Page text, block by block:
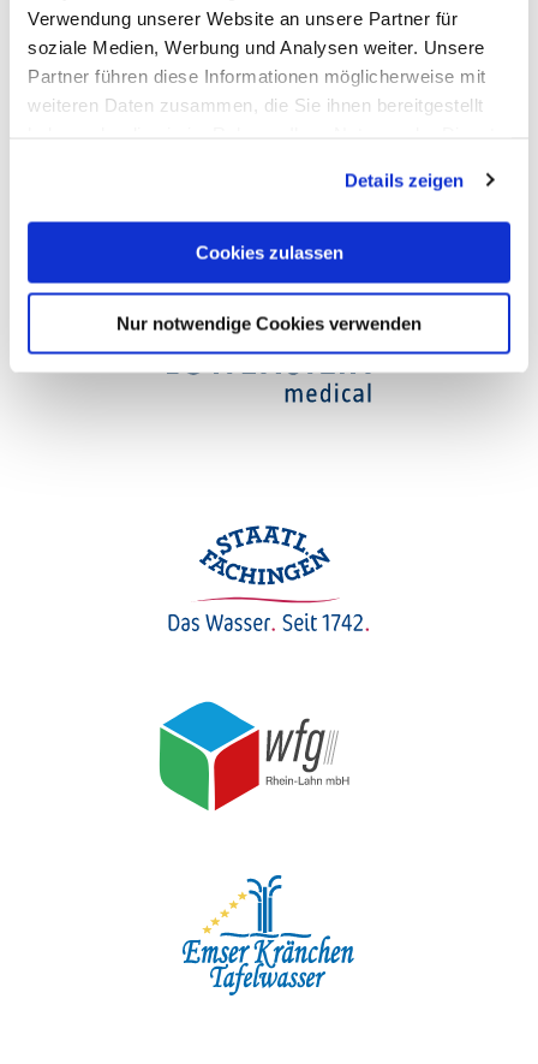
Verwendung unserer Website an unsere Partner für
soziale Medien, Werbung und Analysen weiter. Unsere
Partner führen diese Informationen möglicherweise mit
weiteren Daten zusammen, die Sie ihnen bereitgestellt
Cookies, wenn Sie unsere Webseite weiterhin nutzen.
Details zeigen
Cookies zulassen
Nur notwendige Cookies verwenden
Opening hours